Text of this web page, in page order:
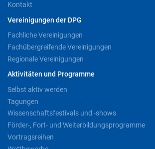
Kontakt
Vereinigungen der DPG
Fachliche Vereinigungen
Fachübergreifende Vereinigungen
Regionale Vereinigungen
Aktivitäten und Programme
Selbst aktiv werden
Tagungen
Wissenschaftsfestivals und -shows
Förder-, Fort- und Weiterbildungsprogramme
Vortragsreihen